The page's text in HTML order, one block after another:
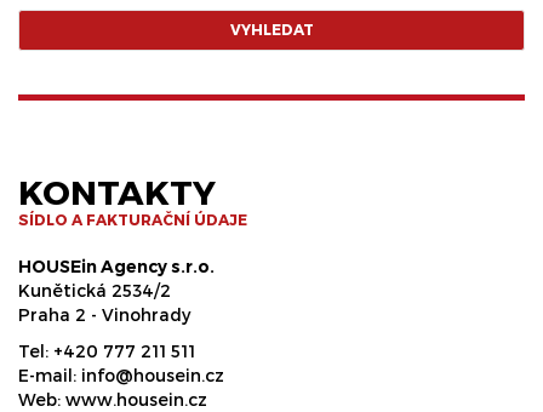
VYHLEDAT
KONTAKTY
SÍDLO A FAKTURAČNÍ ÚDAJE
HOUSEin Agency s.r.o.
Kunětická 2534/2
Praha 2 - Vinohrady
Tel: +420 777 211 511
E-mail: info@housein.cz
Web: www.housein.cz